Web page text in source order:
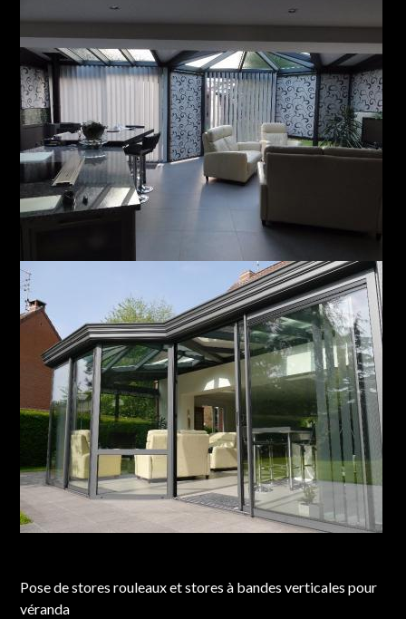
Pose de stores rouleaux et stores à bandes verticales pour
véranda